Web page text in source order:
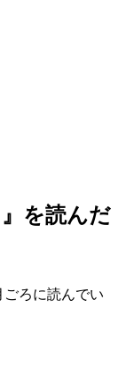
を読んだ
ごろに読んでい